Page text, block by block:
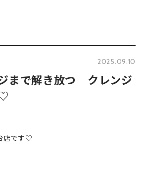
2025.09.10
まで解き放つ クレンジ
店です♡